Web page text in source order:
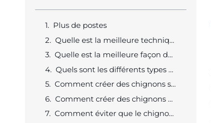
Plus de postes
Quelle est la meilleure technique pour créer un chignon ?
Quelle est la meilleure façon de maintenir un chignon en place ?
Quels sont les différents types de chignons ?
Comment créer des chignons simples ?
Comment créer des chignons plus complexes ?
Comment éviter que le chignon ne tombe ?